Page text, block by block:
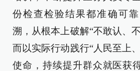
份检查检验结果都准确可
溯，从根本上破解“不敢认、
而以实际行动践行“人民至上
使命，持续提升群众就医获